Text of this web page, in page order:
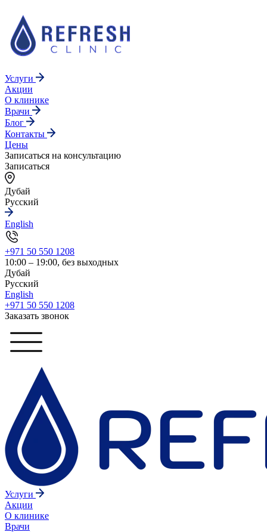
Услуги
Акции
О клинике
Врачи
Блог
Контакты
Цены
Записаться на консультацию
Записаться
Дубай
Русский
English
+971 50 550 1208
10:00 – 19:00, без выходных
Дубай
Русский
English
+971 50 550 1208
Заказать звонок
Услуги
Акции
О клинике
Врачи